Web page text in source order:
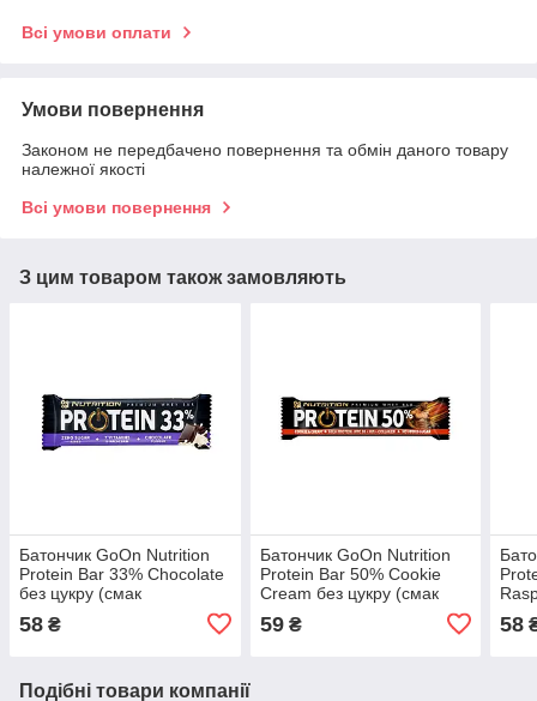
Всі умови оплати
Умови повернення
Законом не передбачено повернення та обмін даного товару
належної якості
Всі умови повернення
З цим товаром також замовляють
Батончик GoOn Nutrition
Protein Bar 33% Chocolate
без цукру (смак
58 ₴
Батончик GoOn Nutrition
Protein Bar 50% Cookie
Cream без цукру (смак
59₴ 58
Подібні товари компанії